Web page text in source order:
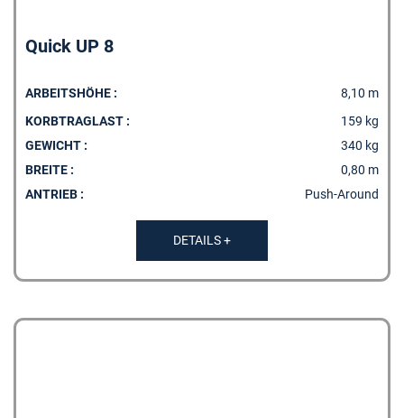
Quick UP 8
ARBEITSHÖHE :
8,10 m
KORBTRAGLAST :
159 kg
GEWICHT :
340 kg
BREITE :
0,80 m
ANTRIEB :
Push-Around
DETAILS +